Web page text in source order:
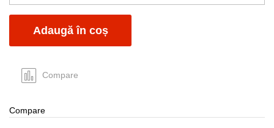
m-
t
balansat
Adaugă în coș
Compare
Compare